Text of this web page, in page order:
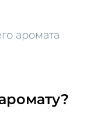
аромата